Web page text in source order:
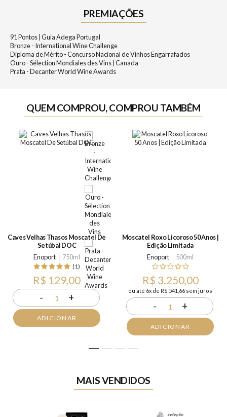
PREMIAÇÕES
91 Pontos | Guia Adega Portugal
Bronze - International Wine Challenge
Diploma de Mérito - Concurso Nacional de Vinhos Engarrafados
Ouro - Sélection Mondiales des Vins | Canada
Prata - Decanter World Wine Awards
QUEM COMPROU, COMPROU TAMBÉM
Caves Velhas Thasos Moscatel De
Setúbal DOC
Enoport
750ml
(1)
R$ 129,00
- 1 +
ADICIONAR
Moscatel Roxo Licoroso 50 Anos |
Edição Limitada
Enoport
500ml
R$ 3.250,00
ou até 6x de R$ 541,66 sem juros
- 1 +
ADICIONAR
MAIS VENDIDOS